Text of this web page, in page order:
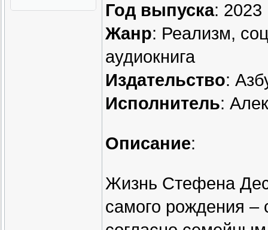
Год выпуска: 2023
Жанр: Реализм,
аудиокнига
Издательство:
Исполнитель:
Описание:
Жизнь Стефена
самого рождения